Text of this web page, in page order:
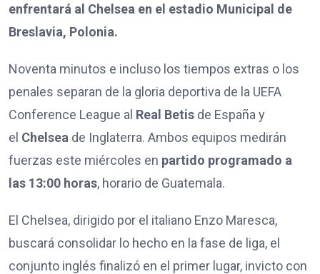
enfrentará al Chelsea en el estadio Municipal de
Breslavia, Polonia.
Noventa minutos e incluso los tiempos extras o los
penales separan de la gloria deportiva de la UEFA
Conference League al Real Betis de España y
el Chelsea de Inglaterra. Ambos equipos medirán
fuerzas este miércoles en partido programado a
las 13:00 horas, horario de Guatemala.
El Chelsea, dirigido por el italiano Enzo Maresca,
buscará consolidar lo hecho en la fase de liga, el
conjunto inglés finalizó en el primer lugar, invicto con